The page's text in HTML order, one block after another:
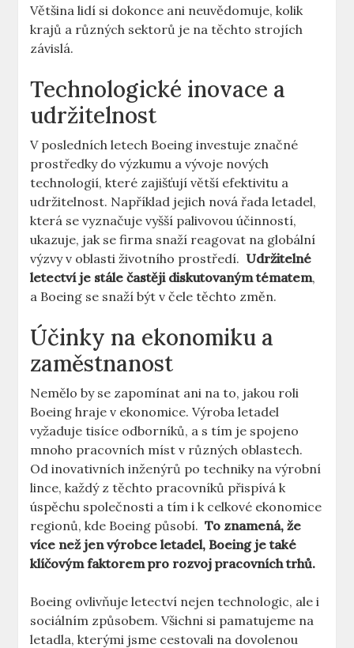
Většina lidí si dokonce‍ ani neuvědomuje, kolik
krajů a‌ různých sektorů ⁤je na⁢ těchto ⁢strojích⁢
závislá.
Technologické inovace⁣ a‍
udržitelnost
V posledních letech⁤ Boeing⁢ investuje​ značné
prostředky do výzkumu a vývoje nových
technologií, ⁣které zajišťují⁢ větší⁣ efektivitu a
udržitelnost. ⁢Například jejich nová řada letadel,
která se‍ vyznačuje vyšší palivovou účinností,‍
ukazuje, jak ⁤se firma snaží ‌reagovat na globální
výzvy v oblasti životního⁢ prostředí. ⁣ Udržitelné
letectví je stále častěji⁢ diskutovaným tématem,
a⁣ Boeing se snaží být v čele těchto změn.
Účinky na ekonomiku a
zaměstnanost
Nemělo by ‌se zapomínat ani ‍na to, jakou ⁤roli
Boeing hraje v ekonomice. Výroba letadel
vyžaduje tisíce odborníků, ‍a⁤ s⁣ tím‍ je spojeno
⁤mnoho pracovních míst ⁣v různých oblastech.⁤
Od inovativních‍ inženýrů po techniky ⁢na ‌výrobní
lince, každý z těchto pracovníků přispívá k
úspěchu společnosti a tím ⁣i k ⁢celkové ekonomice
regionů, kde ⁤Boeing⁤ působí. ⁣To znamená, že
více než jen ⁢výrobce‌ letadel, Boeing je také
klíčovým faktorem pro rozvoj⁤ pracovních⁣ trhů.
Boeing ⁣ovlivňuje letectví nejen technologic, ale i
sociálním způsobem. ⁢Všichni si pamatujeme‌ na
letadla, kterými jsme‍ cestovali‌ na ⁣dovolenou